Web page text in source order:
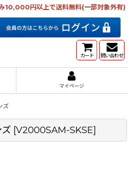
10,000円以上で送料無料(一部対象外有)
カート 問い合わせ
マイページ
ズ
[V2000SAM-SKSE]